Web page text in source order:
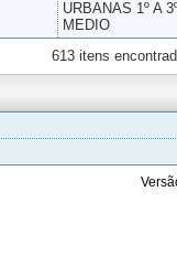
URBANAS 1º A
MEDIO
613 itens